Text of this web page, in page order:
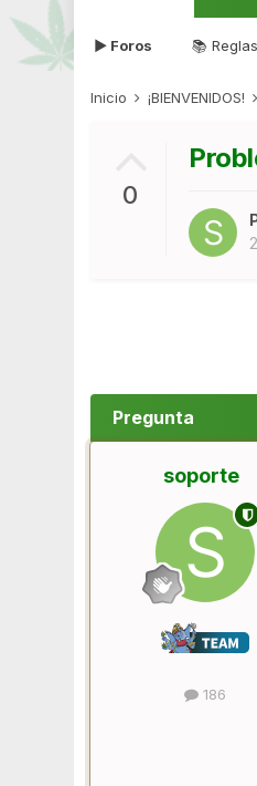
▶ Foros 📚 Reglas
Inicio ¡BIENVENIDOS!
0
Pregunta
soporte
186